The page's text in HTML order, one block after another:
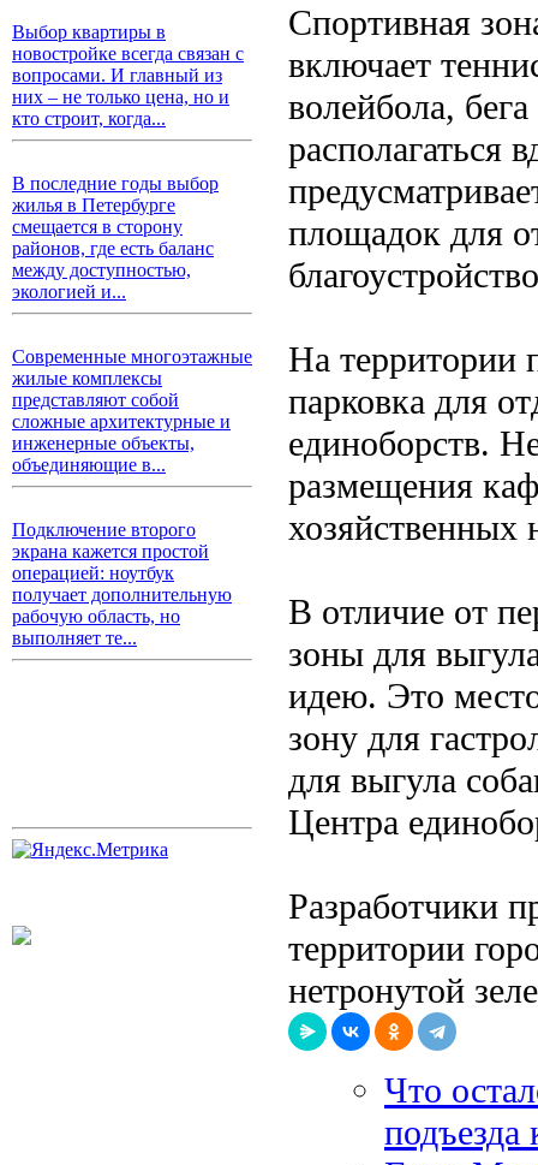
Выбор квартиры в
новостройке всегда связан с
вопросами. И главный из
них – не только цена, но и
кто строит, когда...
В последние годы выбор
жилья в Петербурге
смещается в сторону
районов, где есть баланс
между доступностью,
экологией и...
Современные многоэтажные
жилые комплексы
представляют собой
сложные архитектурные и
инженерные объекты,
объединяющие в...
Подключение второго
экрана кажется простой
операцией: ноутбук
получает дополнительную
рабочую область, но
выполняет те...
Спортивная
включает
волейбола,
располагаться
площадок для
На территории
парковка для
единоборств.
размещения
хозяйственных
В отличие от
зоны для
идею. Это
зону для
для выгула
Центра
Разработчики
территории
нетронутой
Что
подъезда